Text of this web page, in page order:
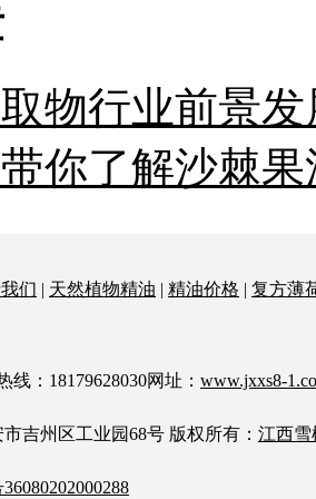
物行业前景发
你了解沙棘
们 | 天然植物精油 | 精油价格 | 复方薄
：18179628030网址： www.jxxs8-
吉州区工业园68号 版权所有： 江西雪